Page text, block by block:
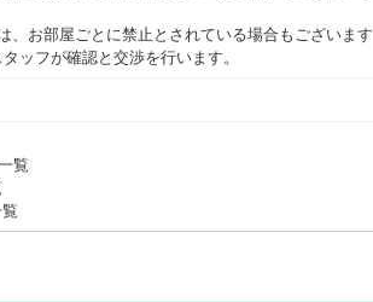
、お部屋ごとに禁止とされている場合もございます
ッフが確認と交渉を行います。
覧